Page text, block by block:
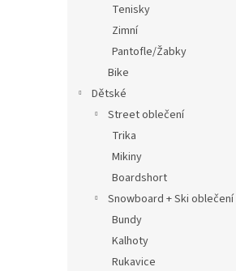
Tenisky
Zimní
Pantofle/Žabky
Bike
Dětské
Street oblečení
Trika
Mikiny
Boardshort
Snowboard + Ski oblečení
Bundy
Kalhoty
Rukavice